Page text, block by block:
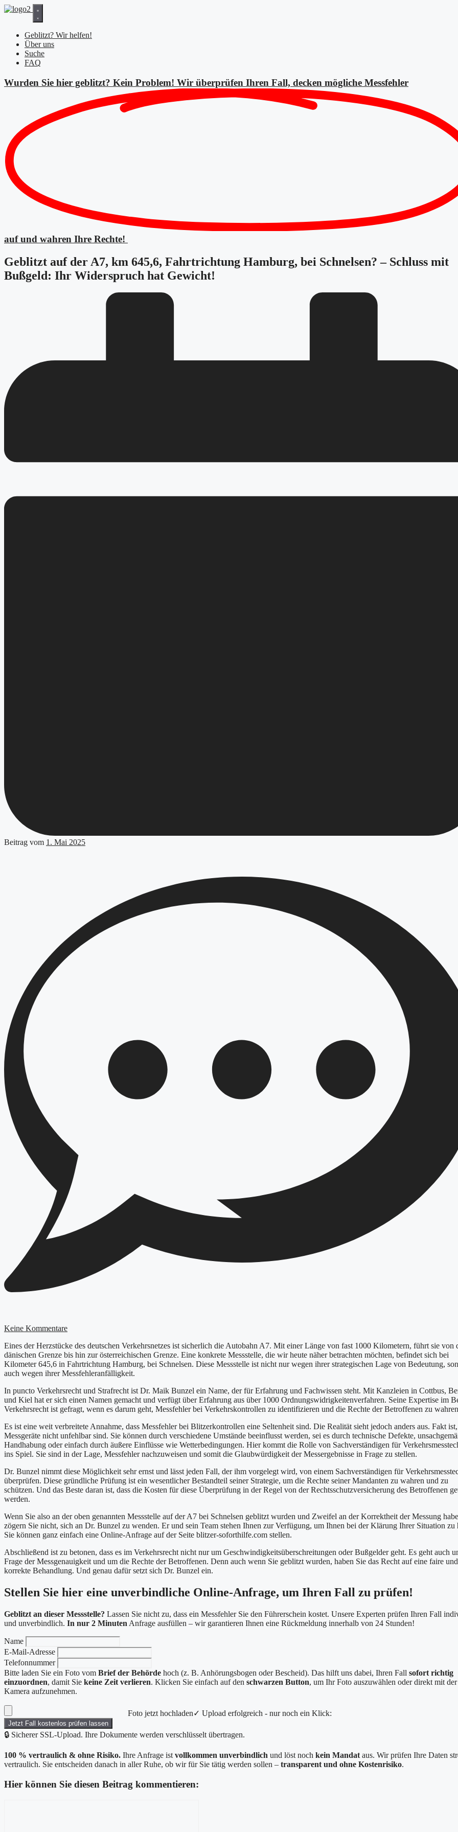
Zum
Geblitzt? Wir helfen!
Über uns
Suche
FAQ
Wurden Sie hier geblitzt? Kein Problem! Wir überprüfen Ihren Fall, decken mögliche Messfehler
auf und wahren Ihre Rechte!
Geblitzt auf der A7, km 645,6, Fahrtrichtung Hamburg, bei Schnelsen? – Schluss mit
Bußgeld: Ihr Widerspruch hat Gewicht!
Beitrag vom 1. Mai 2025
Keine Kommentare
Eines der Herzstücke des deutschen Verkehrsnetzes ist sicherlich die Autobahn A7. Mit einer Länge von fast 1000 Kilometern, führt sie von
dänischen Grenze bis hin zur österreichischen Grenze. Eine konkrete Messstelle, die wir heute näher betrachten möchten, befindet sich bei
Kilometer 645,6 in Fahrtrichtung Hamburg, bei Schnelsen. Diese Messstelle ist nicht nur wegen ihrer strategischen Lage von Bedeutung,
auch wegen ihrer Messfehleranfälligkeit.
In puncto Verkehrsrecht und Strafrecht ist Dr. Maik Bunzel ein Name, der für Erfahrung und Fachwissen steht. Mit Kanzleien in Cottbus,
und Kiel hat er sich einen Namen gemacht und verfügt über Erfahrung aus über 1000 Ordnungswidrigkeitenverfahren. Seine Expertise im
Verkehrsrecht ist gefragt, wenn es darum geht, Messfehler bei Verkehrskontrollen zu identifizieren und die Rechte der Betroffenen zu
Es ist eine weit verbreitete Annahme, dass Messfehler bei Blitzerkontrollen eine Seltenheit sind. Die Realität sieht jedoch anders aus. Fakt ist,
Messgeräte nicht unfehlbar sind. Sie können durch verschiedene Umstände beeinflusst werden, sei es durch technische Defekte,
Handhabung oder einfach durch äußere Einflüsse wie Wetterbedingungen. Hier kommt die Rolle von Sachverständigen für
ins Spiel. Sie sind in der Lage, Messfehler nachzuweisen und somit die Glaubwürdigkeit der Messergebnisse in Frage zu stellen.
Dr. Bunzel nimmt diese Möglichkeit sehr ernst und lässt jeden Fall, der ihm vorgelegt wird, von einem Sachverständigen für
überprüfen. Diese gründliche Prüfung ist ein wesentlicher Bestandteil seiner Strategie, um die Rechte seiner Mandanten zu wahren und zu
schützen. Und das Beste daran ist, dass die Kosten für diese Überprüfung in der Regel von der Rechtsschutzversicherung des Betroffenen
werden.
Wenn Sie also an der oben genannten Messstelle auf der A7 bei Schnelsen geblitzt wurden und Zweifel an der Korrektheit der Messung
zögern Sie nicht, sich an Dr. Bunzel zu wenden. Er und sein Team stehen Ihnen zur Verfügung, um Ihnen bei der Klärung Ihrer Situation zu
Sie können ganz einfach eine Online-Anfrage auf der Seite blitzer-soforthilfe.com stellen.
Abschließend ist zu betonen, dass es im Verkehrsrecht nicht nur um Geschwindigkeitsüberschreitungen oder Bußgelder geht. Es geht auch
Frage der Messgenauigkeit und um die Rechte der Betroffenen. Denn auch wenn Sie geblitzt wurden, haben Sie das Recht auf eine faire und
korrekte Behandlung. Und genau dafür setzt sich Dr. Bunzel ein.
Stellen Sie hier eine unverbindliche Online-Anfrage, um Ihren Fall zu prüfen!
Geblitzt an dieser Messstelle? Lassen Sie nicht zu, dass ein Messfehler Sie den Führerschein kostet. Unsere Experten prüfen Ihren Fall
und unverbindlich. In nur 2 Minuten Anfrage ausfüllen – wir garantieren Ihnen eine Rückmeldung innerhalb von 24 Stunden!
Name
E-Mail-Adresse
Telefonnummer
Bitte laden Sie ein Foto vom Brief der Behörde hoch (z. B. Anhörungsbogen oder Bescheid). Das hilft uns dabei, Ihren Fall sofort richtig
einzuordnen, damit Sie keine Zeit verlieren. Klicken Sie einfach auf den schwarzen Button, um Ihr Foto auszuwählen oder direkt mit der
Kamera aufzunehmen.
Foto jetzt hochladen✓ Upload erfolgreich - nur noch ein Klick:
Jetzt Fall kostenlos prüfen lassen
🔒 Sicherer SSL-Upload. Ihre Dokumente werden verschlüsselt übertragen.
100 % vertraulich & ohne Risiko. Ihre Anfrage ist vollkommen unverbindlich und löst noch kein Mandat aus. Wir prüfen Ihre Daten
vertraulich. Sie entscheiden danach in aller Ruhe, ob wir für Sie tätig werden sollen – transparent und ohne Kostenrisiko.
Hier können Sie diesen Beitrag kommentieren: